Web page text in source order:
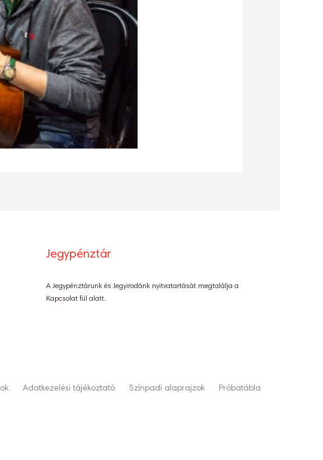
Jegypénztár
A Jegypénztárunk és Jegyirodánk nyitvatartását megtalálja a
Kapcsolat fül alatt.
Adatkezelési tájékoztató Színpadi alaprajzok Próbatábla